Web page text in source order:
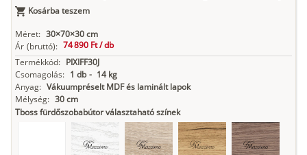
Antracit Matt fekete
Kosárba teszem
Méret: 30×70×30 cm
Ár (bruttó): 74 890 Ft /db
Termékkód: PIXIFF30J
Csomagolás: 1 db - 14 kg
Anyag: Vákuumpréselt MDF és laminált lapok
Mélység: 30 cm
Tboss fürdőszobabútor választaható színek